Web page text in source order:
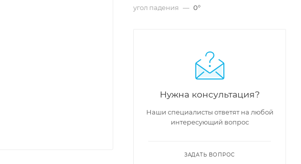
угол падения — 0°
Нужна консультация?
Наши специалисты ответят на любой
интересующий вопрос
ЗАДАТЬ ВОПРОС